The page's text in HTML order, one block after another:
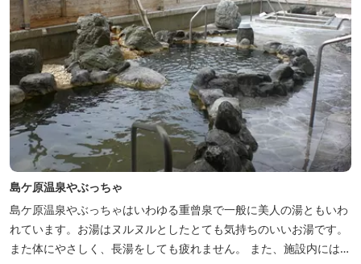
島ケ原温泉やぶっちゃ
島ケ原温泉やぶっちゃはいわゆる重曾泉で一般に美人の湯ともいわ
れています。お湯はヌルヌルとしたとても気持ちのいいお湯です。
また体にやさしく、長湯をしても疲れません。 また、施設内にはオ